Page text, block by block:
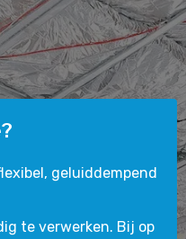
geluiddempend
te verwerken. Bij op